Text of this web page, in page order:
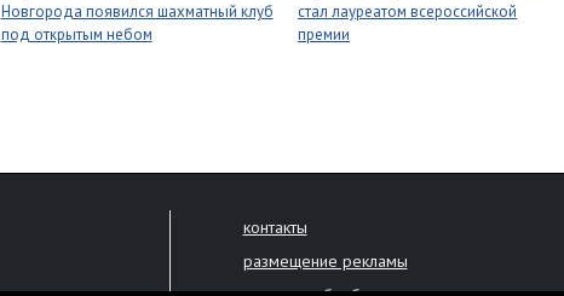
Новгорода появился шахматный клуб
под открытым небом
стал лауреатом всероссийской
премии
контакты
размещение рекламы